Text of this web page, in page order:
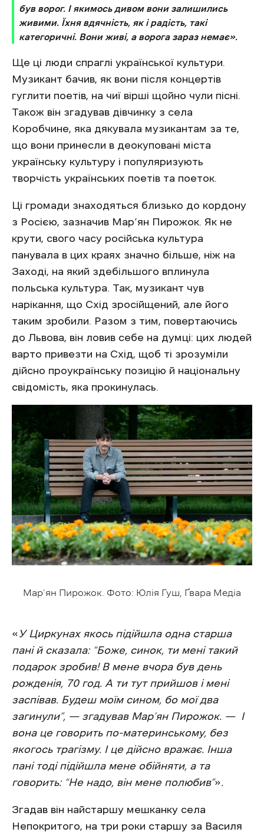
був ворог. І якимось дивом вони залишились
живими. Їхня вдячність, як і радість, такі
категоричні. Вони живі, а ворога зараз немає».
Ще ці люди спраглі української культури.
Музикант бачив, як вони після концертів
гуглити поетів, на чиї вірші щойно чули пісні.
Також він згадував дівчинку з села
Коробчине, яка дякувала музикантам за те,
що вони принесли в деокуповані міста
українську культуру і популяризують
творчість українських поетів та поеток.
Ці громади знаходяться близько до кордону
з Росією, зазначив Мар’ян Пирожок. Як не
крути, свого часу російська культура
панувала в цих краях значно більше, ніж на
Заході, на який здебільшого вплинула
польська культура. Так, музикант чув
нарікання, що Схід зросійщений, але його
таким зробили. Разом з тим, повертаючись
до Львова, він ловив себе на думці: цих людей
варто привезти на Схід, щоб ті зрозуміли
дійсно проукраїнську позицію й національну
свідомість, яка прокинулась.
Мар’ян Пирожок. Фото: Юлія Гуш, Ґвара Медіа
«У Циркунах якось підійшла одна старша
пані й сказала: “Боже, синок, ти мені такий
подарок зробив! В мене вчора був день
рожденія, 70 год. А ти тут прийшов і мені
заспівав. Будеш моїм сином, бо мої два
загинули”, — згадував Мар’ян Пирожок. — І
вона це говорить по-материнському, без
якогось трагізму. І це дійсно вражає. Інша
пані тоді підійшла мене обійняти, а та
говорить: “Не надо, він мене полюбив”».
Згадав він найстаршу мешканку села
Непокритого, на три роки старшу за Василя